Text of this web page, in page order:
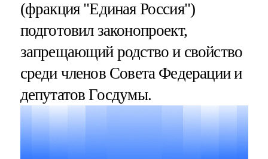
(фракция "Единая Россия")
подготовил законопроект,
запрещающий родство и свойство
среди членов Совета Федерации и
депутатов Госдумы.